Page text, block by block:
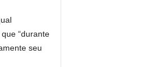
“durante
seu